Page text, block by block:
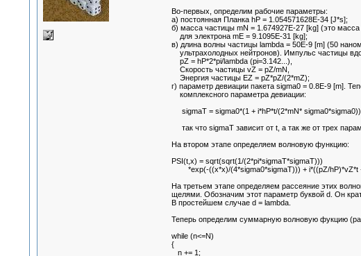
Во-первых, определим рабочие параметры:
а) постоянная Планка hP = 1.054571628E-34 [J*s];
б) масса частицы mN = 1.674927E-27 [kg] (это масса
для электрона mE = 9.1095E-31 [kg];
в) длина волны частицы lambda = 50E-9 [m] (50
ультрахолодных нейтронов). Импульс частицы
pZ = hP*2*pi/lambda (pi=3.142...),
Скорость частицы vZ = pZ/mN,
Энергия частицы EZ = pZ*pZ/(2*mZ);
г) параметр девиации пакета sigma0 = 0.8E-9 [m].
комплексного параметра девиации:
sigmaT = sigma0*(1 + i*hP*t/(2*mN*
так что sigmaT зависит от t, а так же от трех
На втором этапе определяем волновую функцию:
PSI(t,x) = sqrt(sqrt(1/(2*pi*sigmaT*sigmaT)))
*exp(-((x*x)/(4*sigma0*sigmaT))) + i*((pZ/hP)*vZ*t
На третьем этапе определяем рассеяние этих
щелями. Обозначим этот параметр буквой d. Он
В простейшем случае d = lambda.
Теперь определим суммарную волновую фукцию
while (n<=N)
{
n += 1;